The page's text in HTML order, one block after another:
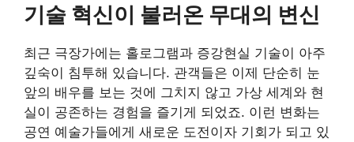
기술 혁신이 불러온 무대의 변신
최근 극장가에는 홀로그램과 증강현실 기술이 아주
깊숙이 침투해 있습니다. 관객들은 이제 단순히 눈
앞의 배우를 보는 것에 그치지 않고 가상 세계와 현
실이 공존하는 경험을 즐기게 되었죠. 이런 변화는
공연 예술가들에게 새로운 도전이자 기회가 되고 있